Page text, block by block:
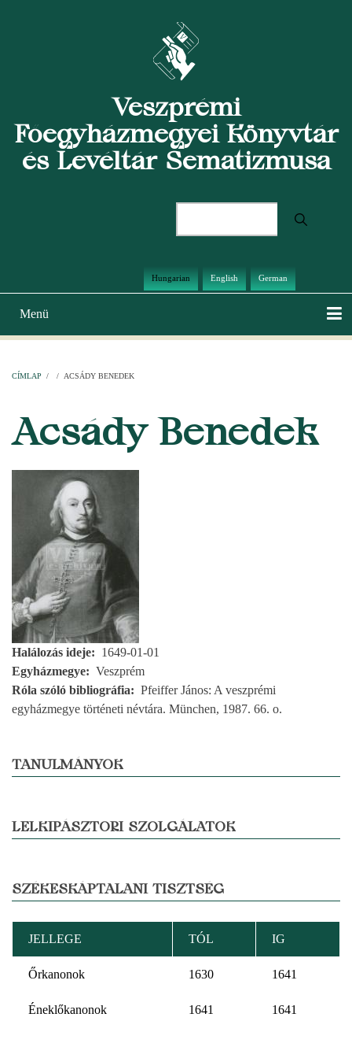
Veszprémi
Főegyházmegyei Könyvtár
és Levéltár Sematizmusa
Hungarian English German
Main
navigation
Menü
CÍMLAP / / ACSÁDY BENEDEK
Acsády Benedek
Halálozás ideje
1649-01-01
Egyházmegye
Veszprém
Róla szóló bibliográfia
Pfeiffer János: A veszprémi
egyházmegye történeti névtára. München, 1987. 66. o.
TANULMÁNYOK
LELKIPÁSZTORI SZOLGÁLATOK
SZÉKESKÁPTALANI TISZTSÉG
JELLEGE TÓL IG
Őrkanonok 1630 1641
Éneklőkanonok 1641 1641